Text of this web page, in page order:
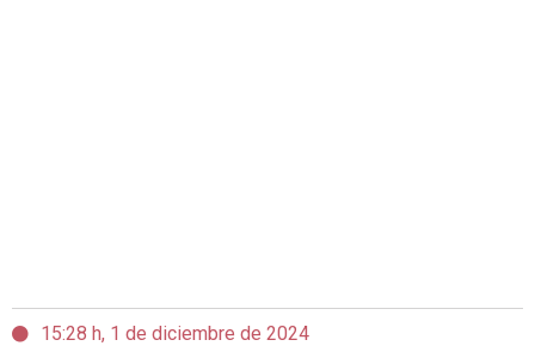
15:28 h, 1 de diciembre de 2024